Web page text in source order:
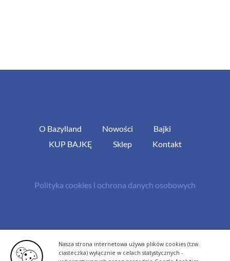
Nasza strona internetowa używa plików cookies (tzw.
ciasteczka) wyłącznie w celach statystycznych -
O Bazylland Nowości
Bajki
KUP BAJKĘ
Sklep Kontakt
Polityka cookies i ochrona danych osobowych
rutyna.pl - tworzenie stron www